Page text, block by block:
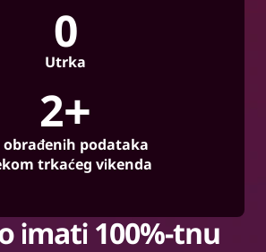
4
Utrka
90+
obrađenih podataka
trkaćeg vikenda
imati 100%-tnu